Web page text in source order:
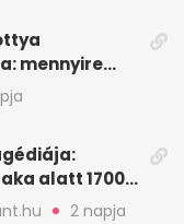
mennyire
alatt 1700
2 napja